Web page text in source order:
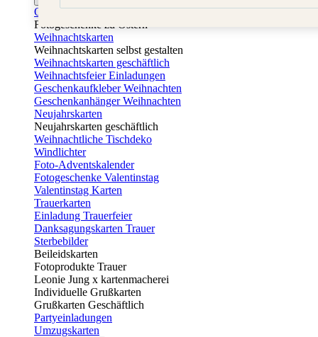
Osterkarten
Fotogeschenke zu Ostern
Weihnachtskarten
Weihnachtskarten selbst gestalten
Weihnachtskarten geschäftlich
Weihnachtsfeier Einladungen
Geschenkaufkleber Weihnachten
Geschenkanhänger Weihnachten
Neujahrskarten
Neujahrskarten geschäftlich
Weihnachtliche Tischdeko
Windlichter
Foto-Adventskalender
Fotogeschenke Valentinstag
Valentinstag Karten
Trauerkarten
Einladung Trauerfeier
Danksagungskarten Trauer
Sterbebilder
Beileidskarten
Fotoprodukte Trauer
Leonie Jung x kartenmacherei
Individuelle Grußkarten
Grußkarten Geschäftlich
Partyeinladungen
Umzugskarten